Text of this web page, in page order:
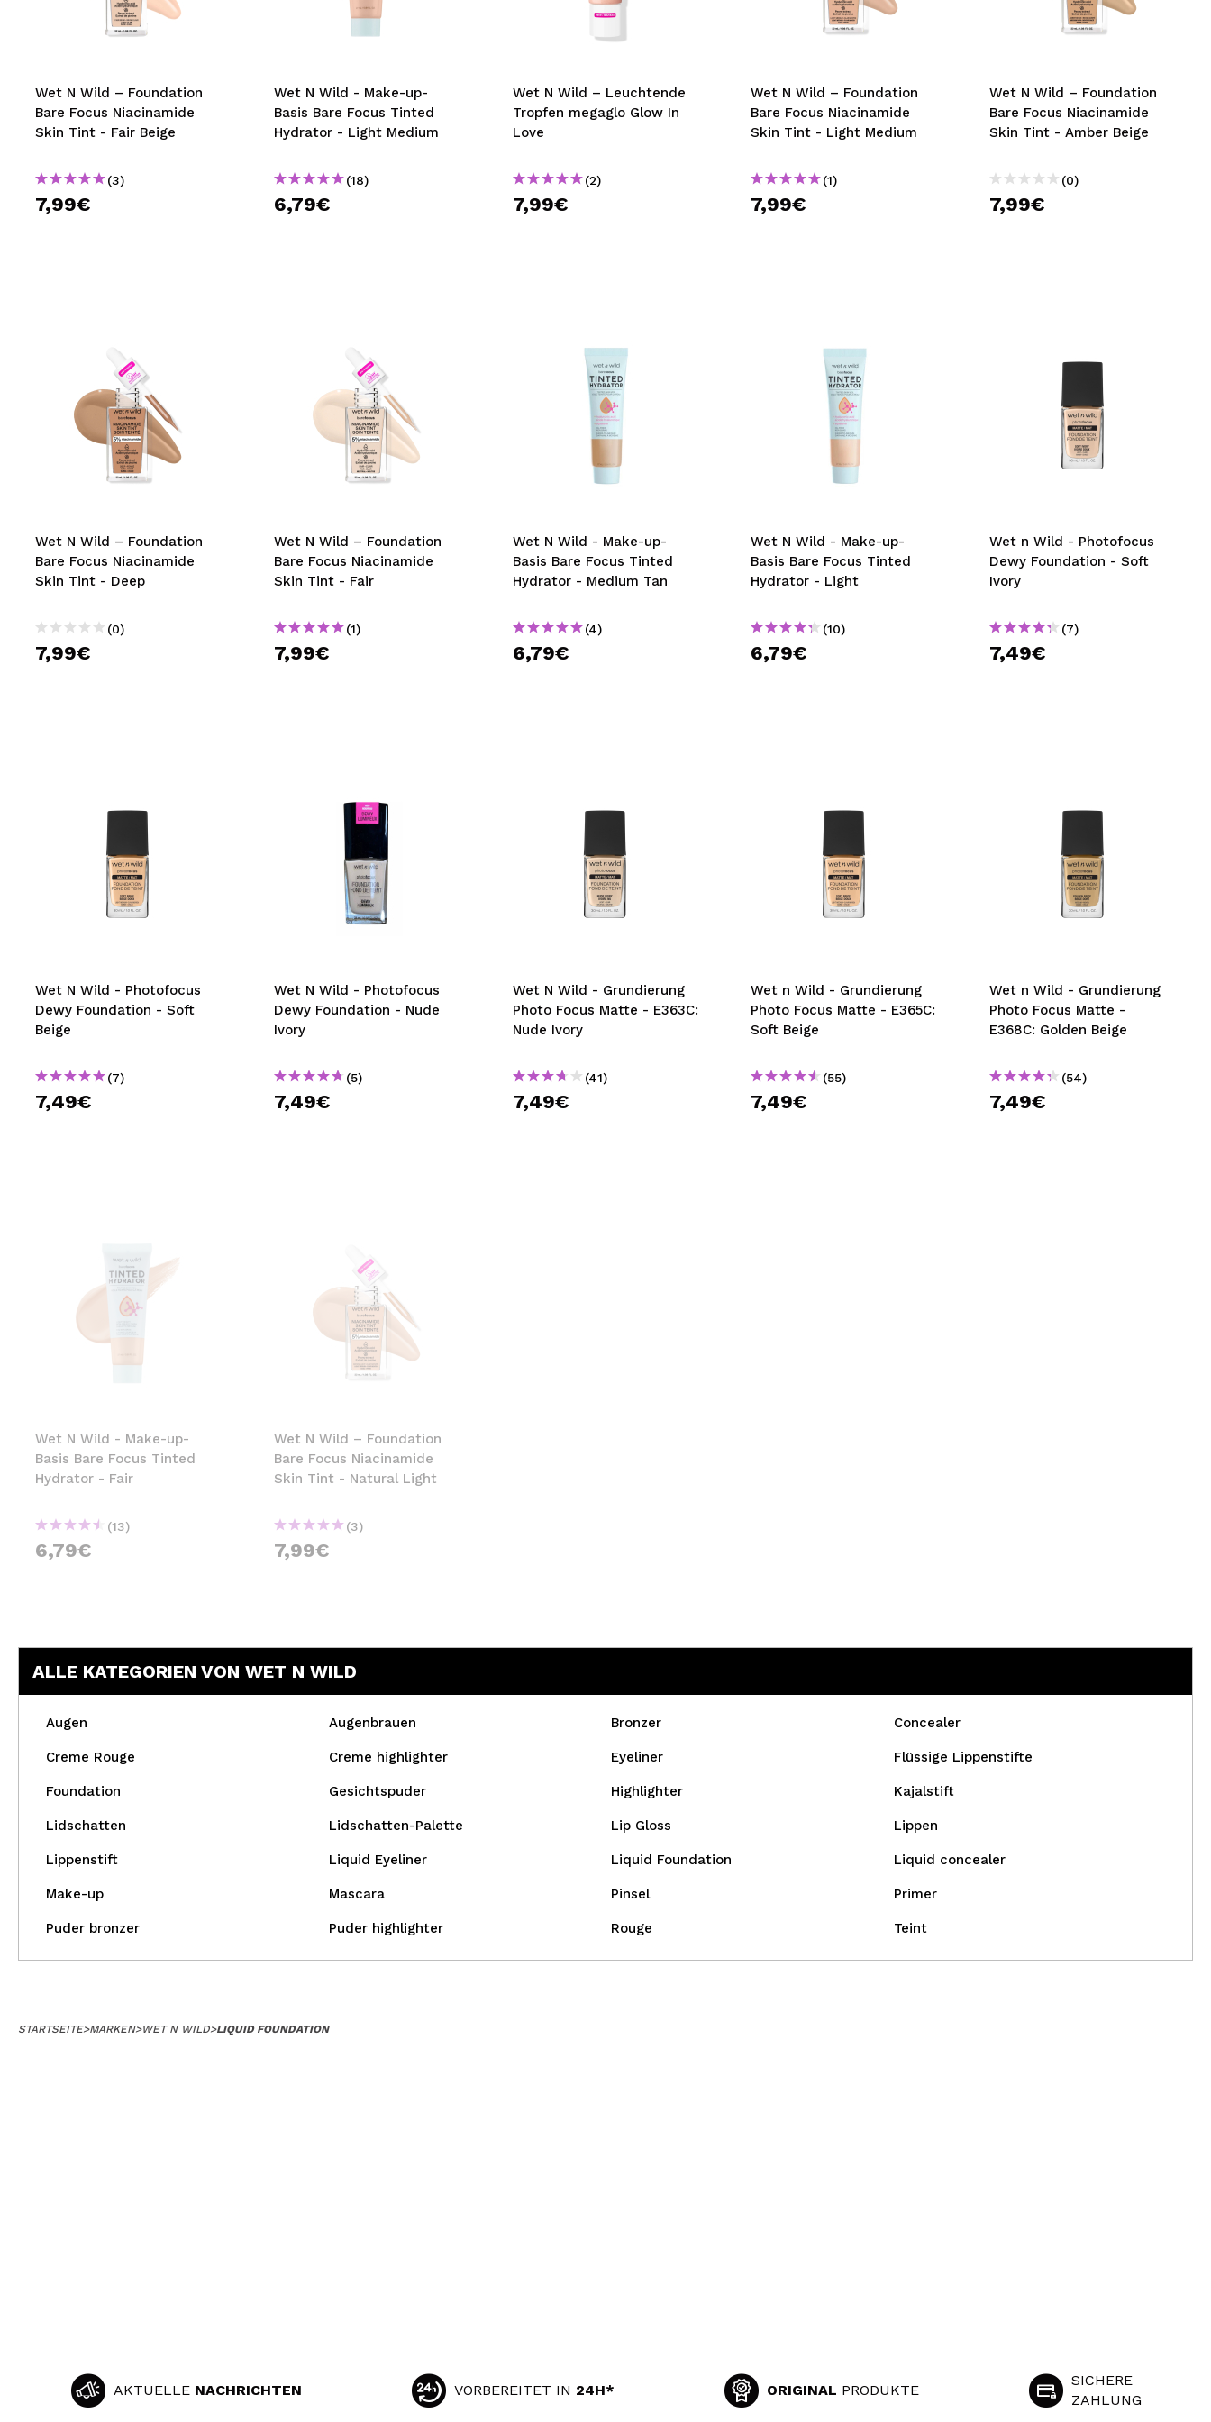
MAQUIFARMA
TRAVEL SIZE
NATURE
SPECIALS
bisherigen Vorgänge einsehen.
BENUTZERKONTO ERSTELLEN
Wet N Wild – Foundation
Bare Focus Niacinamide
Skin Tint - Fair Beige
(3)
7,99€
Wet N Wild - Make-up-
Basis Bare Focus Tinted
Hydrator - Light Medium
(18)
6,79€
Wet N Wild – Leuchtende
Tropfen megaglo Glow In
Love
(2)
7,99€
Wet N Wild – Foundation
Bare Focus Niacinamide
Skin Tint - Light Medium
(1)
7,99€
Wet N Wild – Foundation
Bare Focus Niacinamide
Skin Tint - Amber Beige
(0)
7,99€
Wet N Wild – Foundation
Bare Focus Niacinamide
Skin Tint - Deep
(0)
7,99€
Wet N Wild – Foundation
Bare Focus Niacinamide
Skin Tint - Fair
(1)
7,99€
Wet N Wild - Make-up-
Basis Bare Focus Tinted
Hydrator - Medium Tan
(4)
6,79€
Wet N Wild - Make-up-
Basis Bare Focus Tinted
Hydrator - Light
(10)
6,79€
Wet n Wild - Photofocus
Dewy Foundation - Soft
Ivory
(7)
7,49€
Wet N Wild - Photofocus
Dewy Foundation - Soft
Beige
(7)
7,49€
Wet N Wild - Photofocus
Dewy Foundation - Nude
Ivory
(5)
7,49€
Wet N Wild - Grundierung
Photo Focus Matte - E363C:
Nude Ivory
(41)
7,49€
Wet n Wild - Grundierung
Photo Focus Matte - E365C:
Soft Beige
(55)
7,49€
Wet n Wild - Grundierung
Photo Focus Matte -
E368C: Golden Beige
(54)
7,49€
Wet N Wild - Make-up-
Basis Bare Focus Tinted
Hydrator - Fair
(13)
6,79€
Wet N Wild – Foundation
Bare Focus Niacinamide
Skin Tint - Natural Light
(3)
7,99€
ALLE KATEGORIEN VON WET N WILD
Augen Augenbrauen Bronzer Concealer
Creme Rouge Creme highlighter Eyeliner Flüssige Lippenstifte
Foundation Gesichtspuder Highlighter Kajalstift
Lidschatten Lidschatten-Palette Lip Gloss Lippen
Lippenstift Liquid Eyeliner Liquid Foundation Liquid concealer
Make-up Mascara Pinsel Primer
Puder bronzer Puder highlighter Rouge Teint
STARTSEITE>MARKEN>WET N WILD>LIQUID FOUNDATION
AKTUELLE NACHRICHTEN VORBEREITET IN 24H* ORIGINAL PRODUKTE
SICHERE
ZAHLUNG